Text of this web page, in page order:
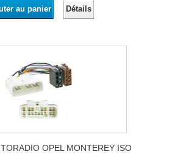
au panier Détails
OPEL MONTEREY ISO